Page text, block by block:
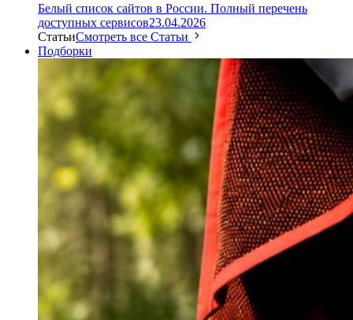
Белый список сайтов в России. Полный перечень
доступных сервисов23.04.2026
СтатьиСмотреть все Статьи
Подборки